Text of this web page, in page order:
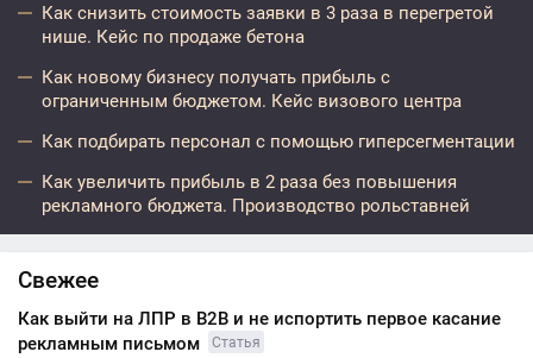
Как снизить стоимость заявки в 3 раза в перегретой
нише. Кейс по продаже бетона
Как новому бизнесу получать прибыль с
ограниченным бюджетом. Кейс визового центра
Как подбирать персонал с помощью гиперсегментации
Как увеличить прибыль в 2 раза без повышения
рекламного бюджета. Производство рольставней
Свежее
Как выйти на ЛПР в B2B и не испортить первое касание
рекламным письмом
Статья